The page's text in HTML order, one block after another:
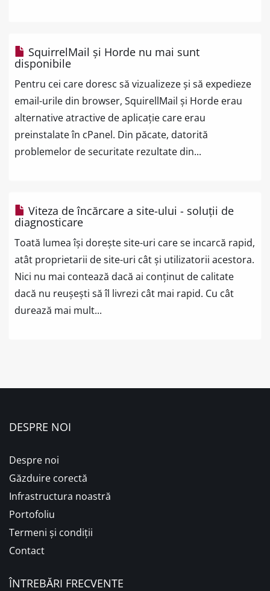
SquirrelMail și Horde nu mai sunt
disponibile
Pentru cei care doresc să vizualizeze și să expedieze
email-urile din browser, SquirellMail și Horde erau
alternative atractive de aplicație care erau
preinstalate în cPanel. Din păcate, datorită
problemelor de securitate rezultate din...
Viteza de încărcare a site-ului - soluții de
diagnosticare
Toată lumea își dorește site-uri care se incarcă rapid,
atât proprietarii de site-uri cât și utilizatorii acestora.
Nici nu mai contează dacă ai conținut de calitate
dacă nu reușești să îl livrezi cât mai rapid. Cu cât
durează mai mult...
DESPRE NOI
Despre noi
Găzduire corectă
Infrastructura noastră
Portofoliu
Termeni și condiții
Contact
ÎNTREBĂRI FRECVENTE